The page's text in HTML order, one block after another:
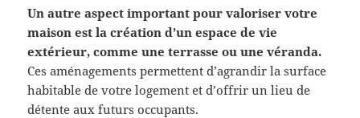
Un autre aspect important pour valoriser votre
maison est la création d’un espace de vie
extérieur, comme une terrasse ou une véranda.
Ces aménagements permettent d’agrandir la surface
habitable de votre logement et d’offrir un lieu de
détente aux futurs occupants.